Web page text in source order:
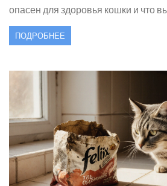
опасен для здоровья кошки и что
ПОДРОБНЕЕ